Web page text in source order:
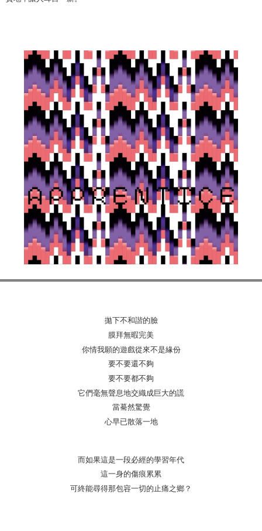
拋下不和諧的臉
膜拜無暇完美
你情我願的遊戲從來不是緣份
要不要還不夠
要不要都不夠
它們毫無聲息地交織成巨大的謊
當驀然驚覺
心早已散落一地
而如果這是一段必經的學習年代
這一身的傷痕累累
可終能尋得那包容一切的止痛之鄉？